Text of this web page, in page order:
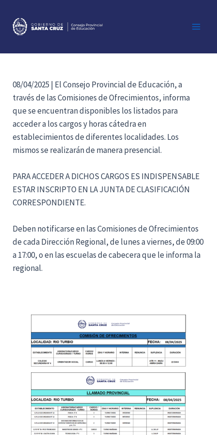
contenido
08/04/2025 | El Consejo Provincial de Educación, a
través de las Comisiones de Ofrecimientos, informa
que se encuentran disponibles los listados para
acceder a los cargos y horas cátedra en
establecimientos de diferentes localidades. Los
mismos se realizarán de manera presencial.
PARA ACCEDER A DICHOS CARGOS ES INDISPENSABLE
ESTAR INSCRIPTO EN LA JUNTA DE CLASIFICACIÓN
CORRESPONDIENTE.
Deben notificarse en las Comisiones de Ofrecimientos
de cada Dirección Regional, de lunes a viernes, de 09:00
a 17:00, o en las escuelas de cabecera que le informa la
regional.